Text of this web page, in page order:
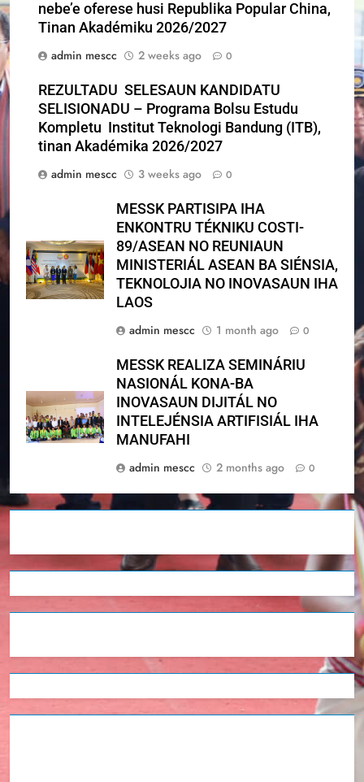
nebe’e oferese husi Republika Popular China,
Tinan Akadémiku 2026/2027
admin mescc
2 weeks ago 0
REZULTADU SELESAUN KANDIDATU
SELISIONADU – Programa Bolsu Estudu
Kompletu Institut Teknologi Bandung (ITB),
tinan Akadémika 2026/2027
admin mescc
3 weeks ago 0
MESSK PARTISIPA IHA
ENKONTRU TÉKNIKU COSTI-
89/ASEAN NO REUNIAUN
MINISTERIÁL ASEAN BA SIÉNSIA,
TEKNOLOJIA NO INOVASAUN IHA
LAOS
admin mescc
1 month ago 0
MESSK REALIZA SEMINÁRIU
NASIONÁL KONA-BA
INOVASAUN DIJITÁL NO
INTELEJÉNSIA ARTIFISIÁL IHA
MANUFAHI
admin mescc
2 months ago 0